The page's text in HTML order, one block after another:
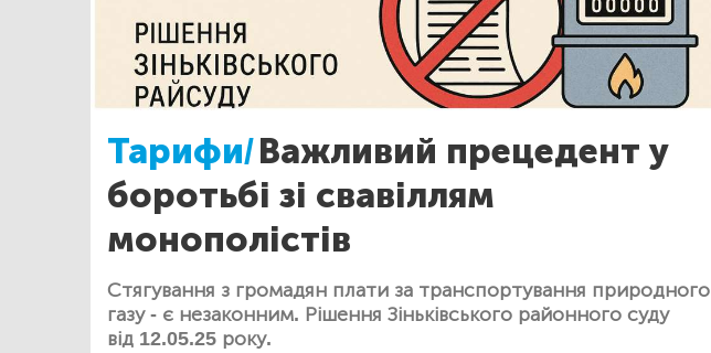
Тарифи/Важливий прецедент у
боротьбі зі свавіллям
монополістів
Стягування з громадян плати за транспортування природного
газу - є незаконним. Рішення Зіньківського районного суду
від 12.05.25 року.